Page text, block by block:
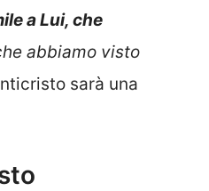
a Lui, che
abbiamo visto
sarà una